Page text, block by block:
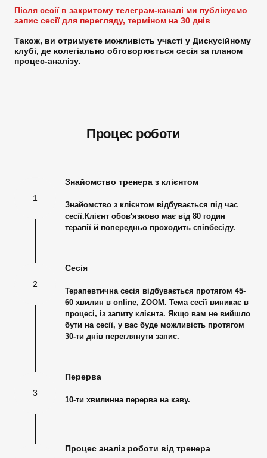
Після сесії в закритому телеграм-каналі ми публікуємо
запис сесії для перегляду, терміном на 30 днів
Також, ви отримуєте можливість участі у Дискусійному
клубі, де колегіально обговорюється сесія за планом
процес-аналізу.
Процес роботи
1
Знайомство тренера з клієнтом
Знайомство з клієнтом відбувається під час
сесії.Клієнт обов'язково має від 80 годин
терапії й попередньо проходить співбесіду.
2
Сесія
Терапевтична сесія відбувається протягом 45-
60 хвилин в online, ZOOM. Тема сесії виникає в
процесі, із запиту клієнта. Якщо вам не вийшло
бути на сесії, у вас буде можливість протягом
30-ти днів переглянути запис.
3
Перерва
10-ти хвилинна перерва на каву.
Процес аналіз роботи від тренера